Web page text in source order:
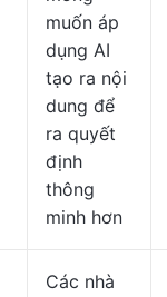
muốn áp
dụng AI
tạo ra nội
dung để
ra quyết
định
thông
minh hơn
Các nhà